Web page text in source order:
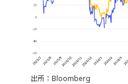
出所：Bloomberg